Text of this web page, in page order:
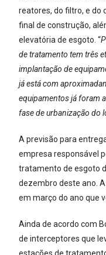
reatores, do filtro, e do
final de construção,
elevatória de esgoto. “
de tratamento tem três
implantação de
já está com
equipamentos já foram
fase de urbanização do
A previsão para
empresa responsável
tratamento de esgoto
dezembro deste ano.
em março do ano que
Ainda de acordo com
de interceptores que